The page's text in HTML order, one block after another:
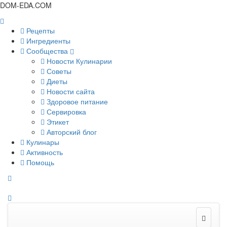
DOM-EDA.COM
Рецепты
Ингредиенты
Сообщества
Новости Кулинарии
Советы
Диеты
Новости сайта
Здоровое питание
Сервировка
Этикет
Авторский блог
Кулинары
Активность
Помощь